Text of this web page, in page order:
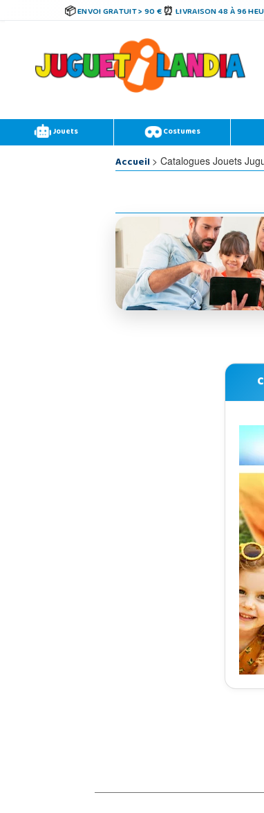
ENVOI GRATUIT > 90 € LIVRAISON 48 À 96
Jouets Costumes
Accueil > Catalogues Jouets